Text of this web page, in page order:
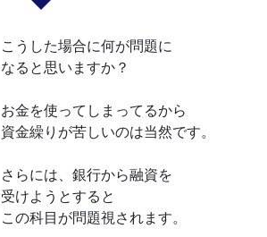
こうした場合に何が問題に
なると思いますか？
お金を使ってしまってるから
資金繰りが苦しいのは当然です。
さらには、銀行から融資を
受けようとすると
この科目が問題視されます。